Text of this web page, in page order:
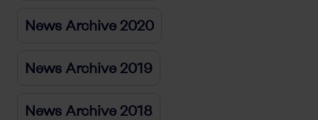
News Archive 2020
News Archive 2019
News Archive 2018